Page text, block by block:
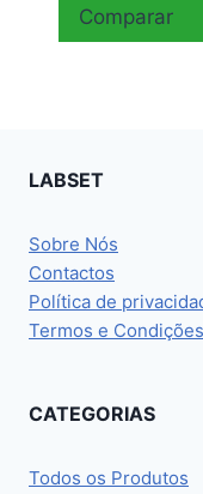
Comparar
LABSET
Sobre Nós
Contactos
Política de
Termos e Condições
CATEGORIAS
Todos os Produtos